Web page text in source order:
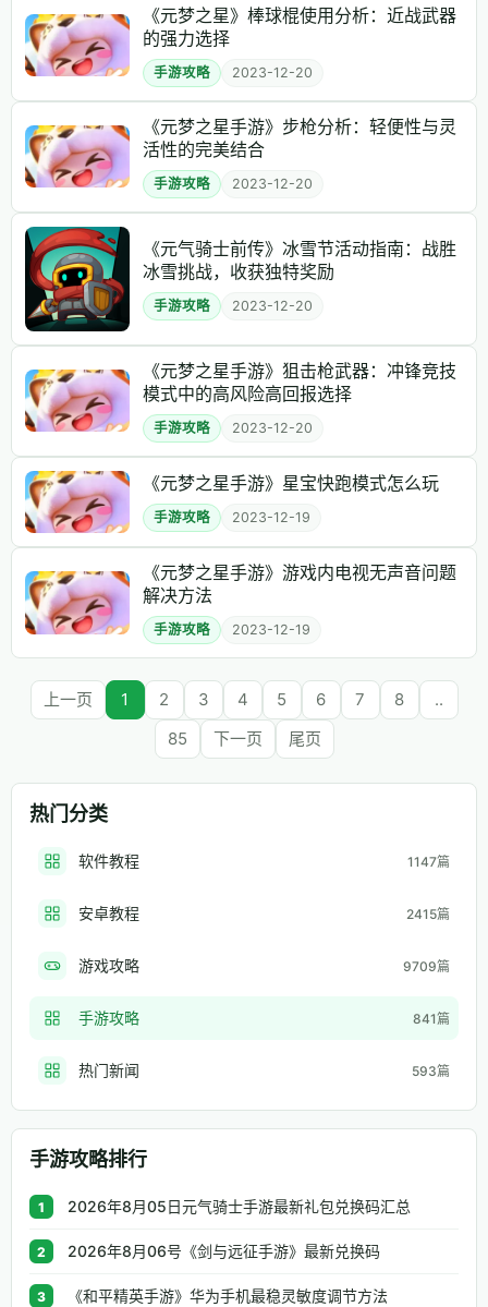
《元梦之星》棒球棍使用分析：近战武器
的强力选择
手游攻略 2023-12-20
《元梦之星手游》步枪分析：轻便性与灵
活性的完美结合
手游攻略 2023-12-20
《元气骑士前传》冰雪节活动指南：战胜
冰雪挑战，收获独特奖励
手游攻略 2023-12-20
《元梦之星手游》狙击枪武器：冲锋竞技
模式中的高风险高回报选择
手游攻略 2023-12-20
《元梦之星手游》星宝快跑模式怎么玩
手游攻略 2023-12-19
《元梦之星手游》游戏内电视无声音问题
解决方法
手游攻略 2023-12-19
上一页 1 2 3 4 5 6 7 8
..
85
下一页 尾页
热门分类
软件教程 1147篇
安卓教程 2415篇
游戏攻略 9709篇
手游攻略 841篇
热门新闻 593篇
手游攻略排行
1 2026年8月05日元气骑士手游最新礼包兑换码汇总
2 2026年8月06号《剑与远征手游》最新兑换码
3 《和平精英手游》华为手机最稳灵敏度调节方法